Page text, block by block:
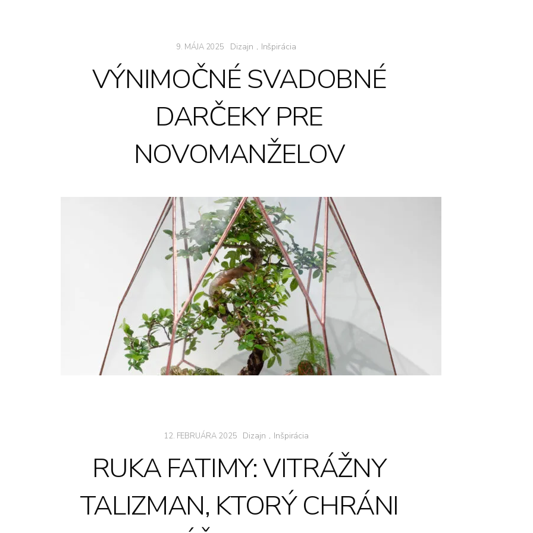
9. MÁJA 2025 Dizajn . Inšpirácia
VÝNIMOČNÉ SVADOBNÉ
DARČEKY PRE
NOVOMANŽELOV
12. FEBRUÁRA 2025 Dizajn . Inšpirácia
RUKA FATIMY: VITRÁŽNY
TALIZMAN, KTORÝ CHRÁNI